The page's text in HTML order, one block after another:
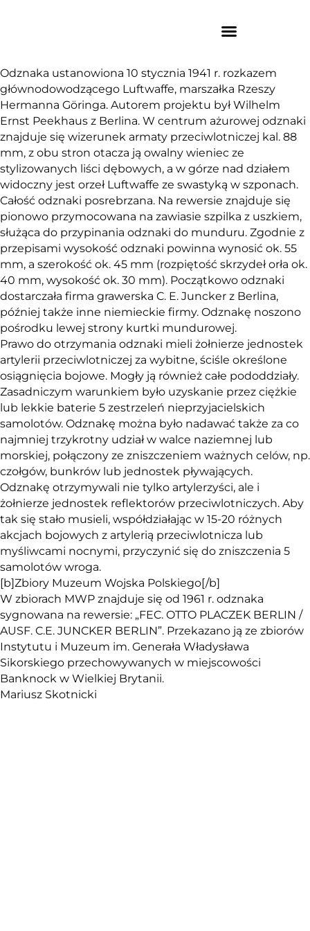
Odznaka ustanowiona 10 stycznia 1941 r. rozkazem
głównodowodzącego Luftwaffe, marszałka Rzeszy
Hermanna Göringa. Autorem projektu był Wilhelm
Ernst Peekhaus z Berlina. W centrum ażurowej odznaki
znajduje się wizerunek armaty przeciwlotniczej kal. 88
mm, z obu stron otacza ją owalny wieniec ze
stylizowanych liści dębowych, a w górze nad działem
widoczny jest orzeł Luftwaffe ze swastyką w szponach.
Całość odznaki posrebrzana. Na rewersie znajduje się
pionowo przymocowana na zawiasie szpilka z uszkiem,
służąca do przypinania odznaki do munduru. Zgodnie z
przepisami wysokość odznaki powinna wynosić ok. 55
mm, a szerokość ok. 45 mm (rozpiętość skrzydeł orła ok.
40 mm, wysokość ok. 30 mm). Początkowo odznaki
dostarczała firma grawerska C. E. Juncker z Berlina,
później także inne niemieckie firmy. Odznakę noszono
pośrodku lewej strony kurtki mundurowej.
Prawo do otrzymania odznaki mieli żołnierze jednostek
artylerii przeciwlotniczej za wybitne, ściśle określone
osiągnięcia bojowe. Mogły ją również całe pododdziały.
Zasadniczym warunkiem było uzyskanie przez ciężkie
lub lekkie baterie 5 zestrzeleń nieprzyjacielskich
samolotów. Odznakę można było nadawać także za co
najmniej trzykrotny udział w walce naziemnej lub
morskiej, połączony ze zniszczeniem ważnych celów, np.
czołgów, bunkrów lub jednostek pływających.
Odznakę otrzymywali nie tylko artylerzyści, ale i
żołnierze jednostek reflektorów przeciwlotniczych. Aby
tak się stało musieli, współdziałając w 15-20 różnych
akcjach bojowych z artylerią przeciwlotnicza lub
myśliwcami nocnymi, przyczynić się do zniszczenia 5
samolotów wroga.
[b]Zbiory Muzeum Wojska Polskiego[/b]
W zbiorach MWP znajduje się od 1961 r. odznaka
sygnowana na rewersie: „FEC. OTTO PLACZEK BERLIN /
AUSF. C.E. JUNCKER BERLIN”. Przekazano ją ze zbiorów
Instytutu i Muzeum im. Generała Władysława
Sikorskiego przechowywanych w miejscowości
Banknock w Wielkiej Brytanii.
Mariusz Skotnicki